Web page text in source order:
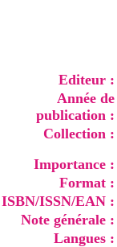
Editeur :
Année de
publication :
Collection :
Importance :
Format :
ISBN/ISSN/EAN :
Note générale :
Langues :